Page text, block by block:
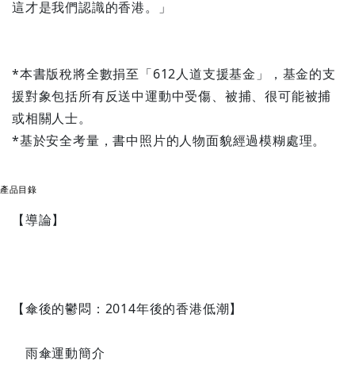
這才是我們認識的香港。」
*本書版稅將全數捐至「612人道支援基金」，基金的支
援對象包括所有反送中運動中受傷、被捕、很可能被捕
或相關人士。
*基於安全考量，書中照片的人物面貌經過模糊處理。
產品目錄
【導論】
【傘後的鬱悶：2014年後的香港低潮】
雨傘運動簡介